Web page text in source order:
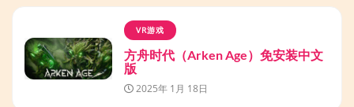
VR游戏
方舟时代（Arken Age）免安装中文
版
2025年 1月 18日